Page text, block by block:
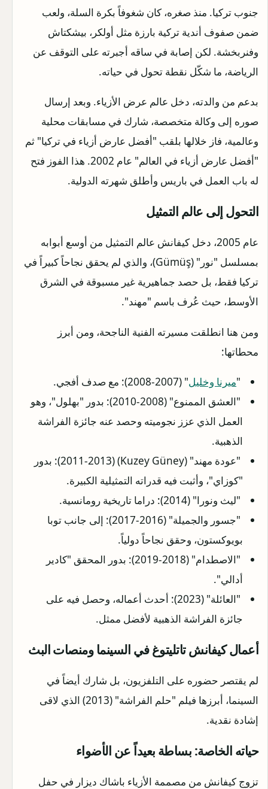
جنوب تركيا. منذ صغره، كان شغوفاً بكرة السلة، ولعب
ضمن صفوف أندية تركية بارزة مثل أولكر، بيشكتاش
وفنربخشة. لكن إصابة في ساقه أجبرته على التوقف عن
الرياضة، ما شكّل نقطة تحول في حياته.
بدعم من والدته، دخل عالم عرض الأزياء. وبعد إرسال
صوره إلى وكالة متخصصة، شارك في مسابقات محلية
وعالمية، فاز خلالها بلقب "أفضل عارض أزياء في تركيا" ثم
"أفضل عارض أزياء في العالم" عام 2002. هذا الفوز فتح
له باب العمل في باريس وأطلق شهرته الدولية.
التحول إلى عالم التمثيل
عام 2005، دخل كيفانش عالم التمثيل من أوسع أبوابه
بمسلسل "نور" (Gümüş)، والذي لم يحقق نجاحاً كبيراً في
تركيا فقط، بل حصد جماهيرية غير مسبوقة في الشرق
الأوسط، حيث عُرف باسم "مهند".
ومن هنا انطلقت مسيرته الفنية الناجحة، ومن أبرز
محطاتها:
"ميرنا وخليل" (2007-2008): مع صدف أفجي.
"العشق الممنوع" (2008-2010): بدور "بهلول"، وهو
العمل الذي عزز نجوميته وحصد عنه جائزة الفراشة
الذهبية.
"عودة مهند" (Kuzey Güney) (2011-2013): بدور
"كوزاي"، وأثبت فيه قدراته التمثيلية الكبيرة.
"ليث ونورا" (2014): دراما تاريخية رومانسية.
"جسور والجميلة" (2016-2017): إلى جانب توبا
بويوكستون، وحقق نجاحاً دولياً.
"الاصطدام" (2018-2019): بدور المحقق "كادير
أدالي".
"العائلة" (2023): أحدث أعماله، وحصل فيه على
جائزة الفراشة الذهبية لأفضل ممثل.
أعمال كيفانش تاتليتوغ في السينما ومنصات البث
لم يقتصر حضوره على التلفزيون، بل شارك أيضاً في
السينما، أبرزها فيلم "حلم الفراشة" (2013) الذي لاقى
إشادة نقدية.
حياته الخاصة: بساطة بعيداً عن الأضواء
تزوج كيفانش من مصممة الأزياء باشاك ديزار في حفل